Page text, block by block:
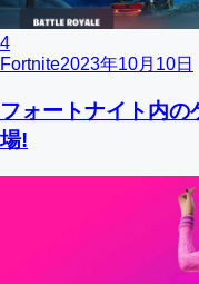
4
Fortnite2023年10月10日
フォートナイト内
場!